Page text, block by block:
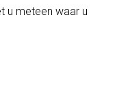
u meteen waar u